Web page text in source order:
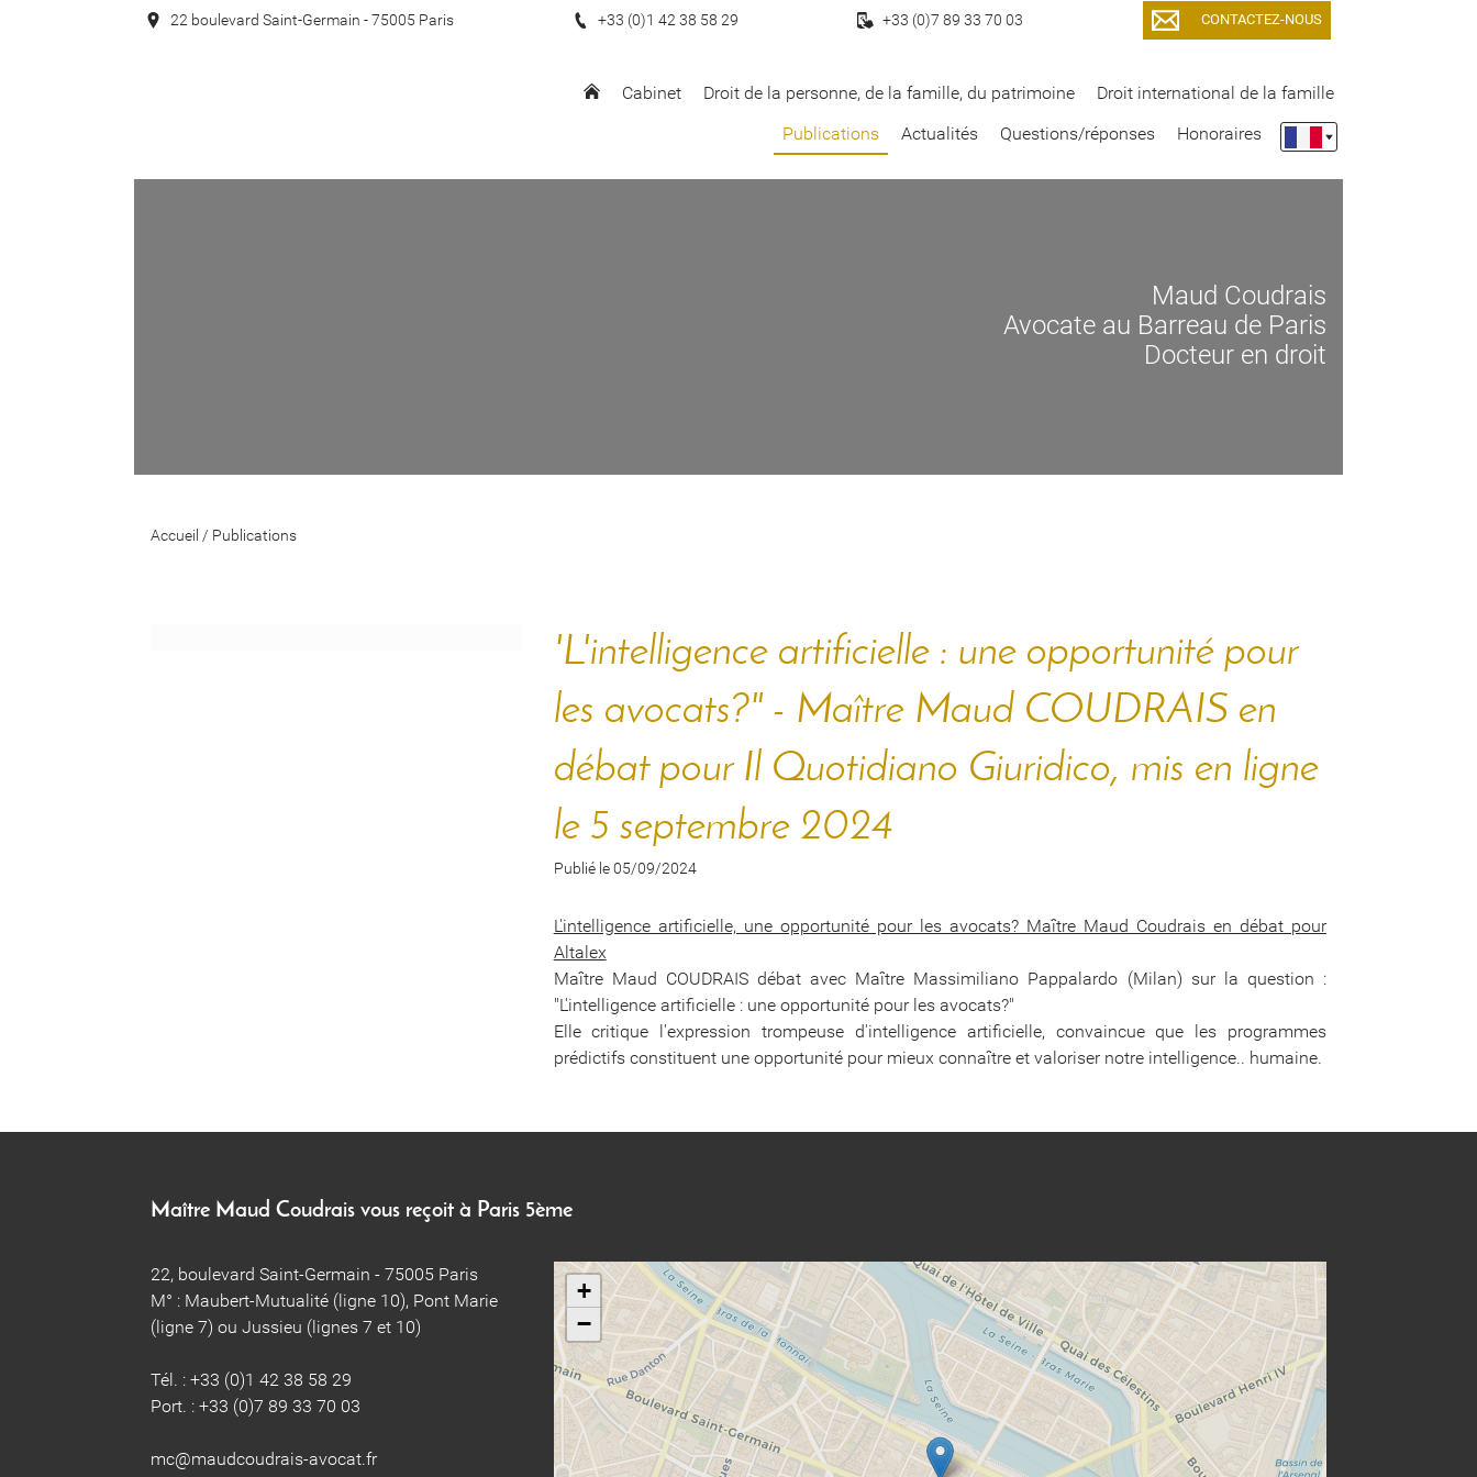
Cabinet Droit de la personne, de la famille, du patrimoine
Droit international de la famille
Publications
Actualités Questions/réponses Honoraires
22 boulevard Saint-Germain - 75005 Paris +33 (0)1 42 38 58 29 +33 (0)7 89 33 70 03 CONTACTEZ-NOUS
Maud Coudrais
Avocate au Barreau de Paris
Docteur en droit
Accueil / Publications
'L'intelligence artificielle : une opportunité pour
les avocats?" - Maître Maud COUDRAIS en
débat pour Il Quotidiano Giuridico, mis en ligne
le 5 septembre 2024
Publié le 05/09/2024
L'intelligence artificielle, une opportunité pour les avocats? Maître Maud Coudrais en débat pour
Altalex
Maître Maud COUDRAIS débat avec Maître Massimiliano Pappalardo (Milan) sur la question :
"L'intelligence artificielle : une opportunité pour les avocats?"
Elle critique l'expression trompeuse d'intelligence artificielle, convaincue que les programmes
prédictifs constituent une opportunité pour mieux connaître et valoriser notre intelligence.. humaine.
Maître Maud Coudrais vous reçoit à Paris 5ème
22, boulevard Saint-Germain - 75005 Paris
M° : Maubert-Mutualité (ligne 10), Pont Marie
(ligne 7) ou Jussieu (lignes 7 et 10)
Tél. : +33 (0)1 42 38 58 29
Port. : +33 (0)7 89 33 70 03
​​​​mc@maudcoudrais-avocat.fr
+
−